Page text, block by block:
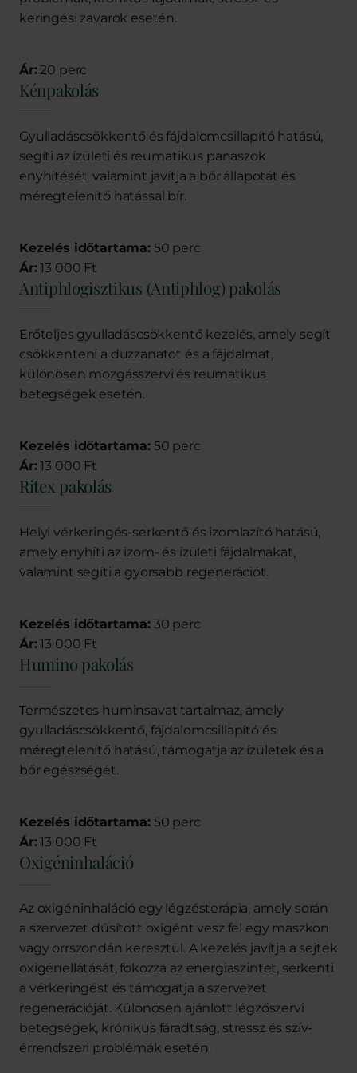
keringési zavarok esetén.
Ár: 20 perc
Kénpakolás
Gyulladáscsökkentő és fájdalomcsillapító hatású,
segíti az ízületi és reumatikus panaszok
enyhítését, valamint javítja a bőr állapotát és
méregtelenítő hatással bír.
Kezelés időtartama: 50 perc
Ár: 13 000 Ft
Antiphlogisztikus (Antiphlog) pakolás
Erőteljes gyulladáscsökkentő kezelés, amely segít
csökkenteni a duzzanatot és a fájdalmat,
különösen mozgásszervi és reumatikus
betegségek esetén.
Kezelés időtartama: 50 perc
Ár: 13 000 Ft
Ritex pakolás
Helyi vérkeringés-serkentő és izomlazító hatású,
amely enyhíti az izom- és ízületi fájdalmakat,
valamint segíti a gyorsabb regenerációt.
Kezelés időtartama: 30 perc
Ár: 13 000 Ft
Humino pakolás
Természetes huminsavat tartalmaz, amely
gyulladáscsökkentő, fájdalomcsillapító és
méregtelenítő hatású, támogatja az ízületek és a
bőr egészségét.
Kezelés időtartama: 50 perc
Ár: 13 000 Ft
Oxigéninhaláció
Az oxigéninhaláció egy légzésterápia, amely során
a szervezet dúsított oxigént vesz fel egy maszkon
vagy orrszondán keresztül. A kezelés javítja a sejtek
oxigénellátását, fokozza az energiaszintet, serkenti
a vérkeringést és támogatja a szervezet
regenerációját. Különösen ajánlott légzőszervi
betegségek, krónikus fáradtság, stressz és szív-
érrendszeri problémák esetén.